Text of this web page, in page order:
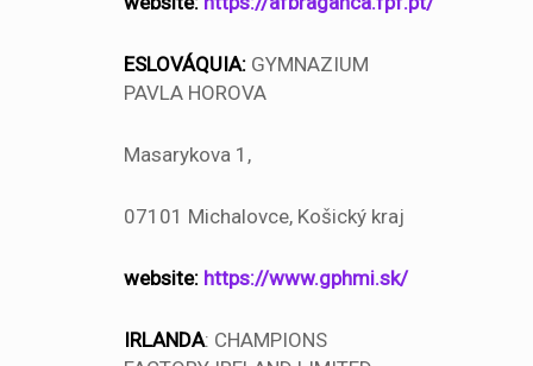
ESLOVÁQUIA: GYMNAZIUM
PAVLA HOROVA
Masarykova 1,
07101 Michalovce, Košický kraj
website: https://www.gphmi.sk/
IRLANDA: CHAMPIONS